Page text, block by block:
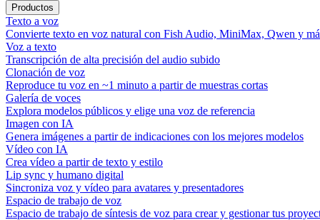
Productos
Texto a voz
Convierte texto en voz natural con Fish Audio, MiniMax, Qwen y
Voz a texto
Transcripción de alta precisión del audio subido
Clonación de voz
Reproduce tu voz en ~1 minuto a partir de muestras cortas
Galería de voces
Explora modelos públicos y elige una voz de referencia
Imagen con IA
Genera imágenes a partir de indicaciones con los mejores modelos
Vídeo con IA
Crea vídeo a partir de texto y estilo
Lip sync y humano digital
Sincroniza voz y vídeo para avatares y presentadores
Espacio de trabajo de voz
Espacio de trabajo de síntesis de voz para crear y gestionar tus